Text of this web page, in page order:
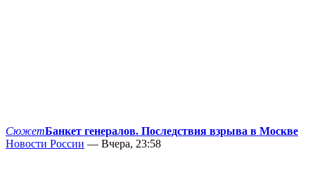
СюжетБанкет генералов. Последствия взрыва в Москве
Новости России — Вчера, 23:58